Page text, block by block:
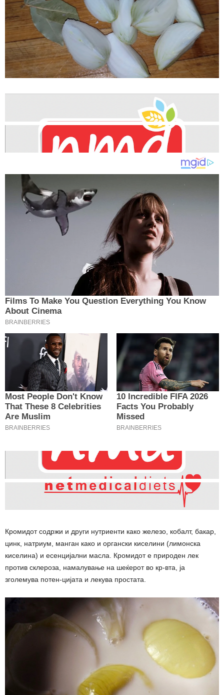
Кромидот содржи и други нутриенти како железо, кобалт, бакар,
цинк, натриум, манган како и органски киселини (лимонска
киселина) и есенцијални масла. Кромидот е природен лек
против склероза, намалување на шеќерот во кр-вта, ја
зголемува потен-цијата и лекува простата.